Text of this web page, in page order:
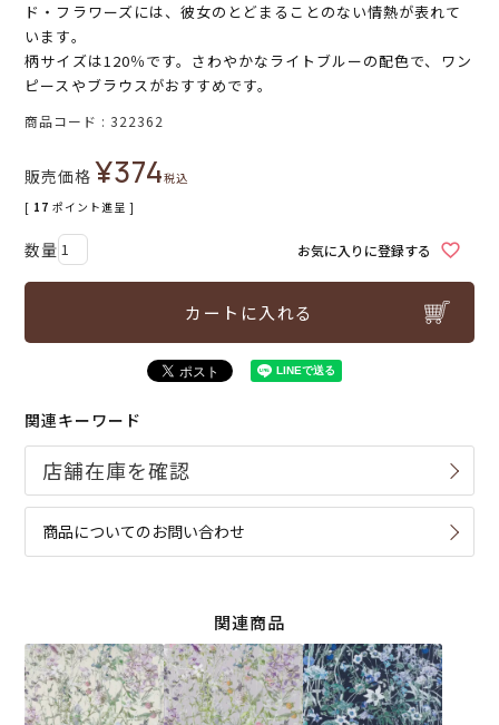
ド・フラワーズには、彼女のとどまることのない情熱が表れて
います。
柄サイズは120％です。さわやかなライトブルーの配色で、ワン
ピースやブラウスがおすすめです。
商品コード 322362
販売価格 ¥374税込
[ 17 ポイント進呈 ]
お気に入りに登録する
カートに入れる
関連キーワード
商品についてのお問い合わせ
関連商品